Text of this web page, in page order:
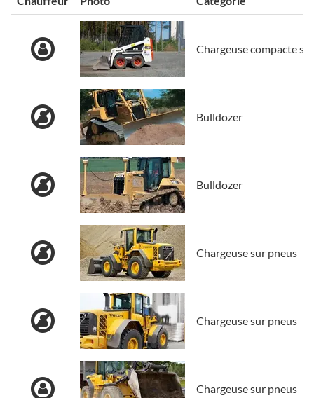
Chargeuse compacte
Bulldozer
Bulldozer
Chargeuse sur pneus
Chargeuse sur pneus
Chargeuse sur pneus